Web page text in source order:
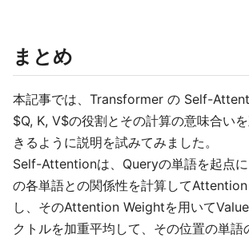
まとめ
本記事では、Transformer の Self-
$Q, K, V$の役割とその計算の意味合い
きるように説明を試みてみました。
Self-Attentionは、Queryの単語を起点
の各単語との関係性を計算して
し、そのAttention Weightを用いて
クトルを加重平均して、その位置の単語